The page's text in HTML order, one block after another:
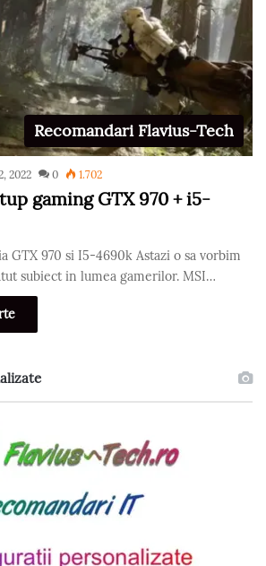
Recomandari Flavius-Tech
2022 0 1.702
gaming GTX 970 + i5-
GTX 970 si I5-4690k Astazi o sa vorbim
subiect in lumea gamerilor. MSI…